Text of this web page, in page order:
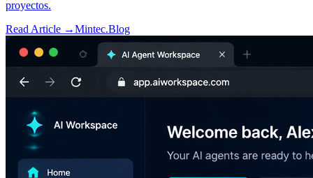
proyectos.
Read Article →Mintec.Blog